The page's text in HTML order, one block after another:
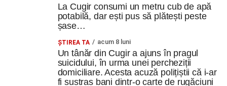
La Cugir consumi un metru cub de apă
potabilă, dar ești pus să plătești peste
șase…
ȘTIREA TA acum 8 luni
Un tânăr din Cugir a ajuns în pragul
suicidului, în urma unei percheziții
domiciliare. Acesta acuză polițiștii că i-ar
fi sustras bani dintr-o carte de rugăciuni